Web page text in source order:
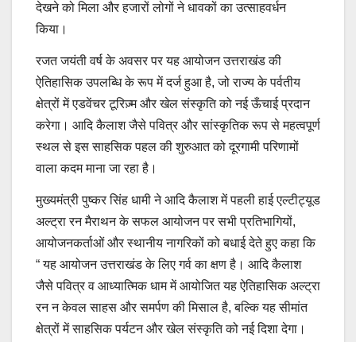
देखने को मिला और हजारों लोगों ने धावकों का उत्साहवर्धन
किया।
रजत जयंती वर्ष के अवसर पर यह आयोजन उत्तराखंड की
ऐतिहासिक उपलब्धि के रूप में दर्ज हुआ है, जो राज्य के पर्वतीय
क्षेत्रों में एडवेंचर टूरिज़्म और खेल संस्कृति को नई ऊँचाई प्रदान
करेगा। आदि कैलाश जैसे पवित्र और सांस्कृतिक रूप से महत्वपूर्ण
स्थल से इस साहसिक पहल की शुरुआत को दूरगामी परिणामों
वाला कदम माना जा रहा है।
मुख्यमंत्री पुष्कर सिंह धामी ने आदि कैलाश में पहली हाई एल्टीट्यूड
अल्ट्रा रन मैराथन के सफल आयोजन पर सभी प्रतिभागियों,
आयोजनकर्ताओं और स्थानीय नागरिकों को बधाई देते हुए कहा कि
“ यह आयोजन उत्तराखंड के लिए गर्व का क्षण है। आदि कैलाश
जैसे पवित्र व आध्यात्मिक धाम में आयोजित यह ऐतिहासिक अल्ट्रा
रन न केवल साहस और समर्पण की मिसाल है, बल्कि यह सीमांत
क्षेत्रों में साहसिक पर्यटन और खेल संस्कृति को नई दिशा देगा।